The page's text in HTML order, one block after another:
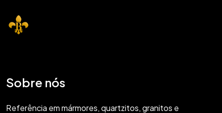
Sobre nós
Referência em mármores, quartzitos, granitos e